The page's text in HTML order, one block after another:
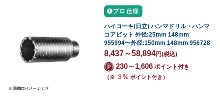
プロ仕様
ハイコーキ(日立) ハンマドリル・ハンマ
コアビット 外径:25mm 148mm
955994〜外径:150mm 148mm 956728
8,437～58,894円(税込)
230～1,606 ポイント付き
（※ ３% ポイント付き）